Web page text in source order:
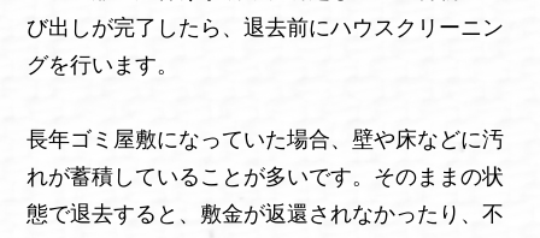
び出しが完了したら、退去前にハウスクリーニン
グを行います。
長年ゴミ屋敷になっていた場合、壁や床などに汚
れが蓄積していることが多いです。そのままの状
態で退去すると、敷金が返還されなかったり、不